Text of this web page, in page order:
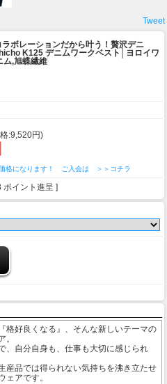
Tweet
ボレーションだから叶う！贅沢デニ
K125 デニムワークベスト│ヨロイワ
ム,旭蝶繊維
:9,520円)
格になります！ ご入会は ＞＞コチラ
イント進呈 ]
格好良くなる』、そんな新しいテーマの
。
、自分自身も、仕事も大切に感じられ
産品では得られない気持ちを沸き立たせ
ェアです。